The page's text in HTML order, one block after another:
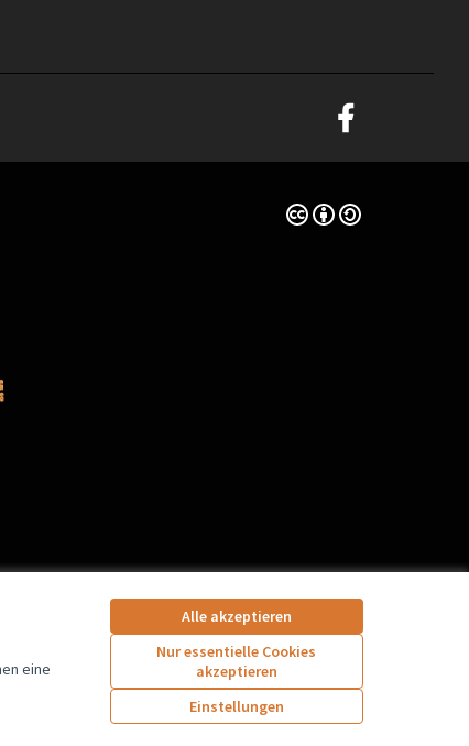
eine
Alle akzeptieren
Nur essentielle Cookies
akzeptieren
Einstellungen
Graz Gemeinsam
Creative Commons
(Externer Link)